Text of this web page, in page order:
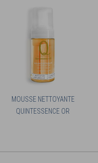
MOUSSE NETTOYANTE
QUINTESSENCE OR